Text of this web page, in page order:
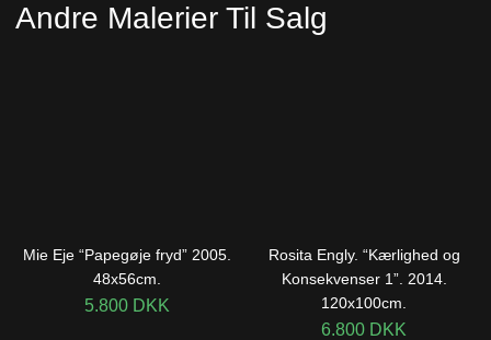
Andre Malerier Til Salg
Mie Eje “Papegøje fryd” 2005.
48x56cm.
5.800 DKK
Rosita Engly. “Kærlighed og
Konsekvenser 1”. 2014.
120x100cm.
6.800 DKK